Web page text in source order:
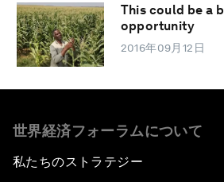
This could be a
opportunity
2016年09月12日
世界経済フォーラムについて
私たちのストラテジー